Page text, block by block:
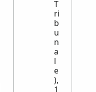
T
ri
b
u
n
a
l
e
),
1